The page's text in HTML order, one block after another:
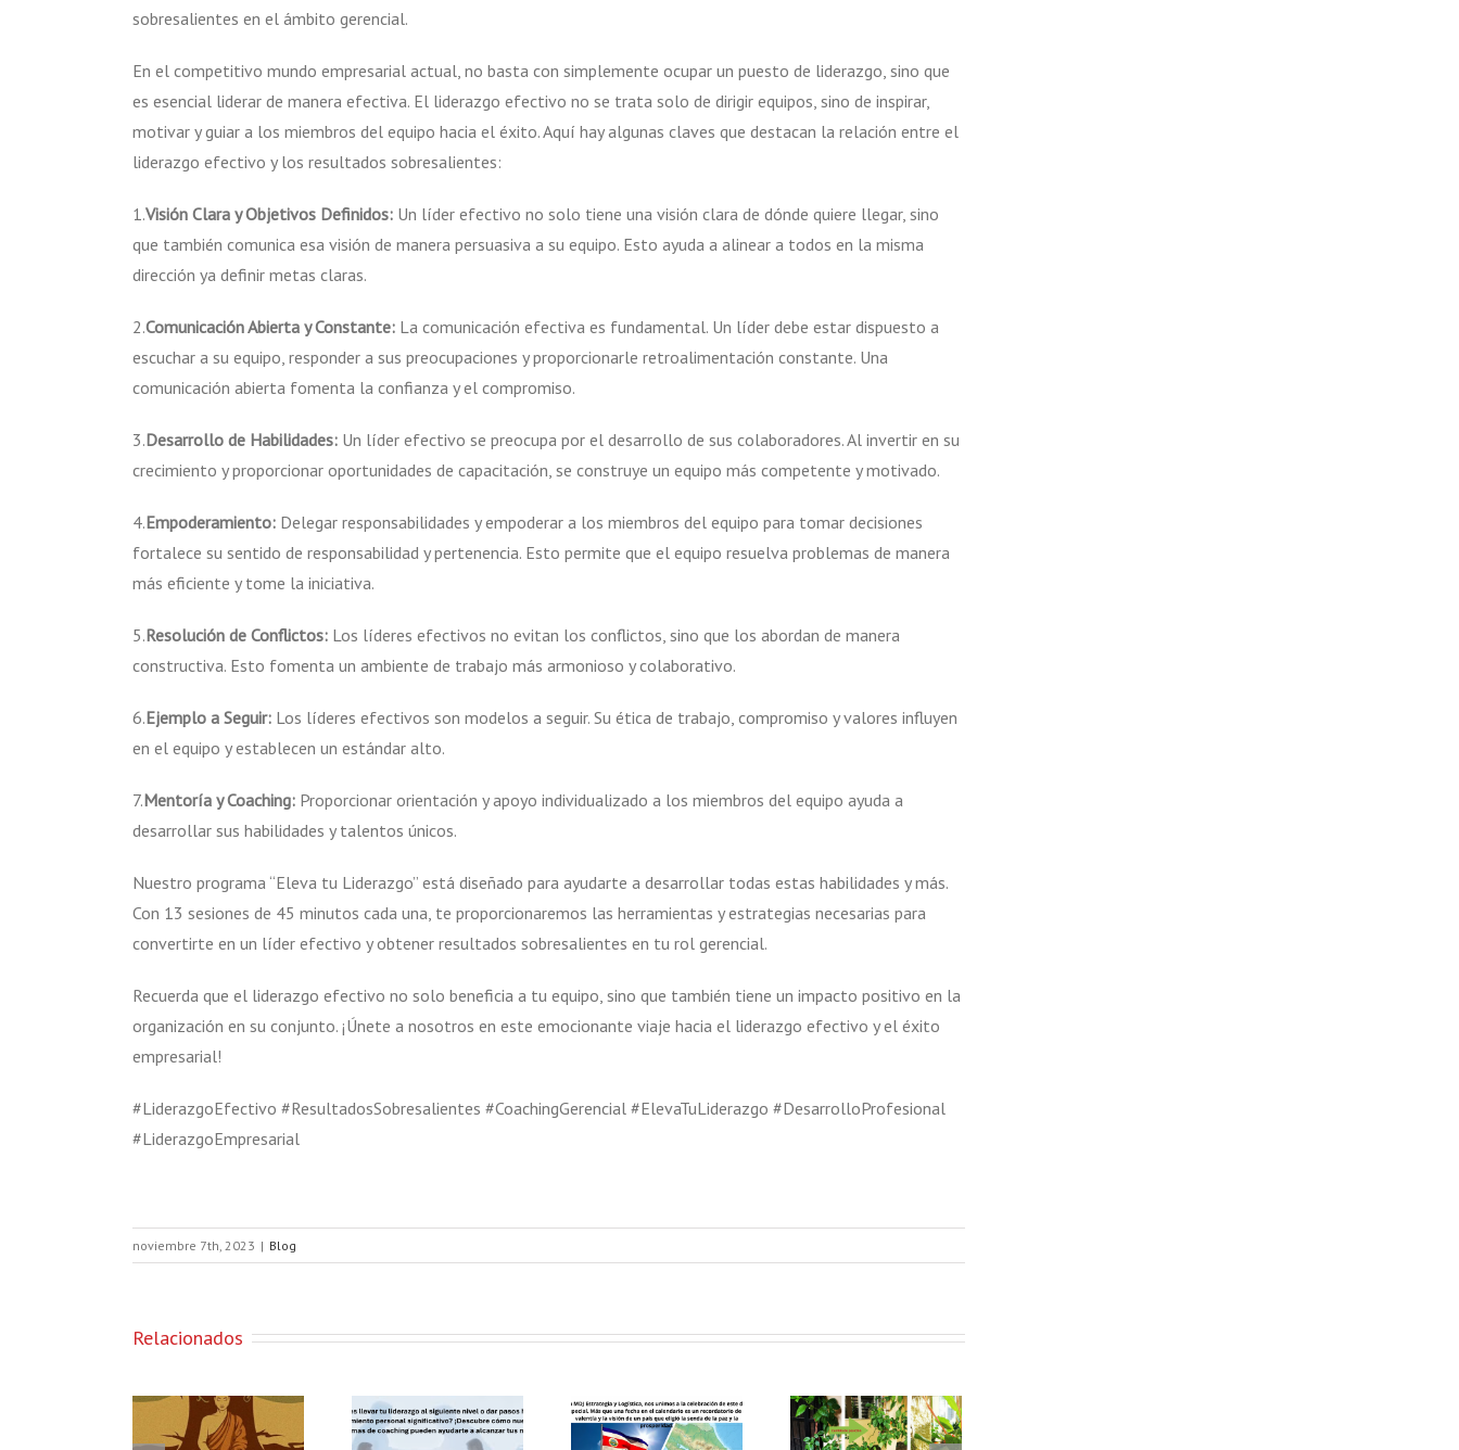
sobresalientes en el ámbito gerencial.
En el competitivo mundo empresarial actual, no basta con simplemente ocupar un puesto de liderazgo, sino que
es esencial liderar de manera efectiva. El liderazgo efectivo no se trata solo de dirigir equipos, sino de inspirar,
motivar y guiar a los miembros del equipo hacia el éxito. Aquí hay algunas claves que destacan la relación entre el
liderazgo efectivo y los resultados sobresalientes:
1.Visión Clara y Objetivos Definidos: Un líder efectivo no solo tiene una visión clara de dónde quiere llegar, sino
que también comunica esa visión de manera persuasiva a su equipo. Esto ayuda a alinear a todos en la misma
dirección ya definir metas claras.
2.Comunicación Abierta y Constante: La comunicación efectiva es fundamental. Un líder debe estar dispuesto a
escuchar a su equipo, responder a sus preocupaciones y proporcionarle retroalimentación constante. Una
comunicación abierta fomenta la confianza y el compromiso.
3.Desarrollo de Habilidades: Un líder efectivo se preocupa por el desarrollo de sus colaboradores. Al invertir en su
crecimiento y proporcionar oportunidades de capacitación, se construye un equipo más competente y motivado.
4.Empoderamiento: Delegar responsabilidades y empoderar a los miembros del equipo para tomar decisiones
fortalece su sentido de responsabilidad y pertenencia. Esto permite que el equipo resuelva problemas de manera
más eficiente y tome la iniciativa.
5.Resolución de Conflictos: Los líderes efectivos no evitan los conflictos, sino que los abordan de manera
constructiva. Esto fomenta un ambiente de trabajo más armonioso y colaborativo.
6.Ejemplo a Seguir: Los líderes efectivos son modelos a seguir. Su ética de trabajo, compromiso y valores influyen
en el equipo y establecen un estándar alto.
7.Mentoría y Coaching: Proporcionar orientación y apoyo individualizado a los miembros del equipo ayuda a
desarrollar sus habilidades y talentos únicos.
Nuestro programa “Eleva tu Liderazgo” está diseñado para ayudarte a desarrollar todas estas habilidades y más.
Con 13 sesiones de 45 minutos cada una, te proporcionaremos las herramientas y estrategias necesarias para
convertirte en un líder efectivo y obtener resultados sobresalientes en tu rol gerencial.
Recuerda que el liderazgo efectivo no solo beneficia a tu equipo, sino que también tiene un impacto positivo en la
organización en su conjunto. ¡Únete a nosotros en este emocionante viaje hacia el liderazgo efectivo y el éxito
empresarial!
#LiderazgoEfectivo #ResultadosSobresalientes #CoachingGerencial #ElevaTuLiderazgo #DesarrolloProfesional
#LiderazgoEmpresarial
noviembre 7th, 2023 | Blog
Relacionados